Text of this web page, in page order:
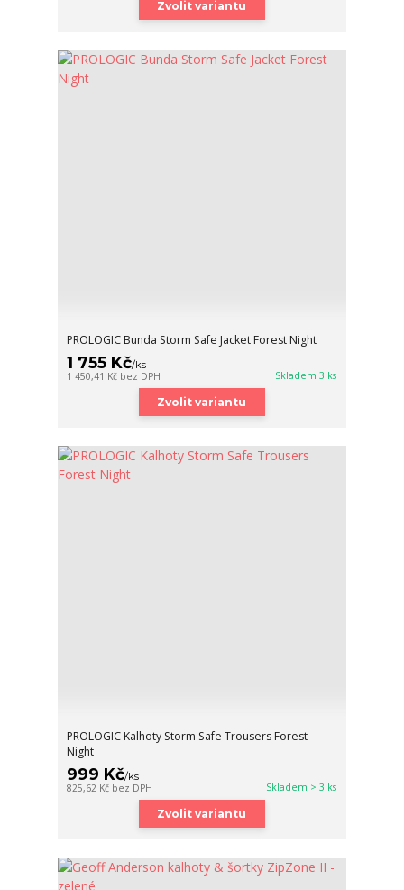
Zvolit variantu
PROLOGIC Bunda Storm Safe Jacket Forest Night
1 755 Kč/ks
1 450,41 Kč bez DPH Skladem 3 ks
Zvolit variantu
PROLOGIC Kalhoty Storm Safe Trousers Forest
Night
999 Kč/ks
825,62 Kč bez DPH Skladem > 3 ks
Zvolit variantu